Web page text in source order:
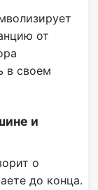
от
в своем
и
о
до конца.